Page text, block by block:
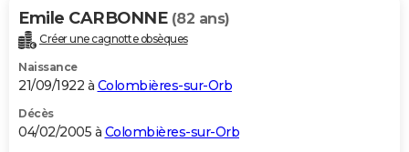
Emile CARBONNE (82 ans)
Créer une cagnotte obsèques
Naissance
21/09/1922 à Colombières-sur-Orb
Décès
04/02/2005 à Colombières-sur-Orb